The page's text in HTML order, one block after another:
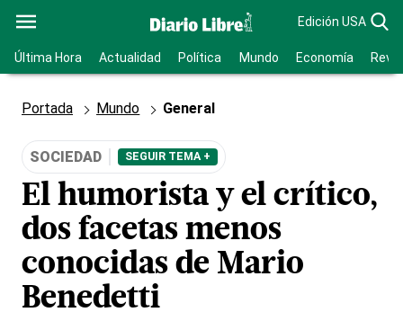
Edición USA
Última Hora Actualidad Política Mundo Economía
Portada Mundo General
SOCIEDAD SEGUIR TEMA +
El humorista y el crítico,
dos facetas menos
conocidas de Mario
Benedetti